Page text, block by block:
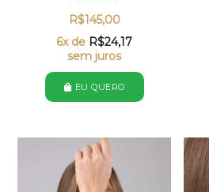
R$145,00
6x de R$24,17
sem juros
EU QUERO